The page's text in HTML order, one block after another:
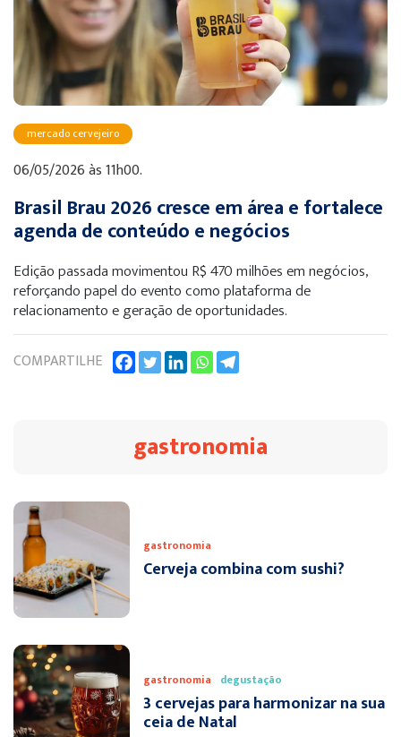
mercado cervejeiro
06/05/2026 às 11h00.
Brasil Brau 2026 cresce em área e fortalece
agenda de conteúdo e negócios
Edição passada movimentou R$ 470 milhões em negócios,
reforçando papel do evento como plataforma de
relacionamento e geração de oportunidades.
COMPARTILHE
gastronomia
gastronomia
Cerveja combina com sushi?
gastronomia degustação
3 cervejas para harmonizar na sua
ceia de Natal